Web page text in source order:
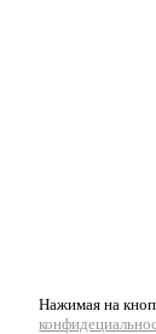
Нажимая на